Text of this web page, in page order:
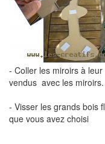
- Coller les miroirs à
vendus avec les miroirs.
- Visser les grands bois
que vous avez choisi